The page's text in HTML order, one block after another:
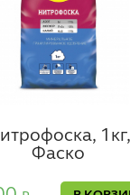
1кг,
Фаско